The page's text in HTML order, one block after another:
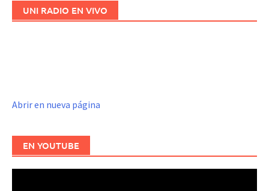
UNI RADIO EN VIVO
Abrir en nueva página
EN YOUTUBE